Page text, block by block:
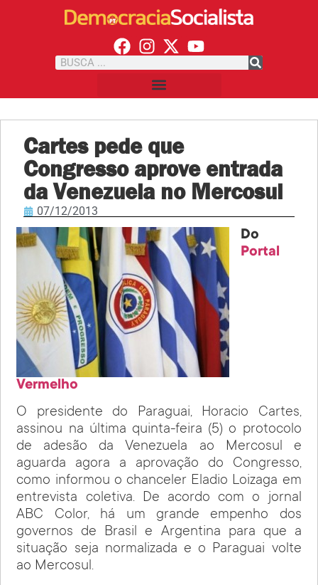
Cartes pede que
Congresso aprove entrada
da Venezuela no Mercosul
07/12/2013
Do
Portal
Vermelho
O presidente do Paraguai, Horacio Cartes,
assinou na última quinta-feira (5) o protocolo
de adesão da Venezuela ao Mercosul e
aguarda agora a aprovação do Congresso,
como informou o chanceler Eladio Loizaga em
entrevista coletiva. De acordo com o jornal
ABC Color, há um grande empenho dos
governos de Brasil e Argentina para que a
situação seja normalizada e o Paraguai volte
ao Mercosul.